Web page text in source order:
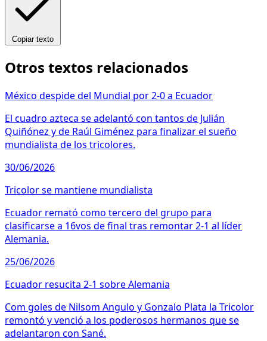
Copiar texto
Otros textos relacionados
México despide del Mundial por 2-0 a Ecuador
El cuadro azteca se adelantó con tantos de Julián
Quiñónez y de Raúl Giménez para finalizar el sueño
mundialista de los tricolores.
30/06/2026
Tricolor se mantiene mundialista
Ecuador remató como tercero del grupo para
clasificarse a 16vos de final tras remontar 2-1 al líder
Alemania.
25/06/2026
Ecuador resucita 2-1 sobre Alemania
Com goles de Nilsom Angulo y Gonzalo Plata la Tricolor
remontó y venció a los poderosos hermanos que se
adelantaron con Sané.